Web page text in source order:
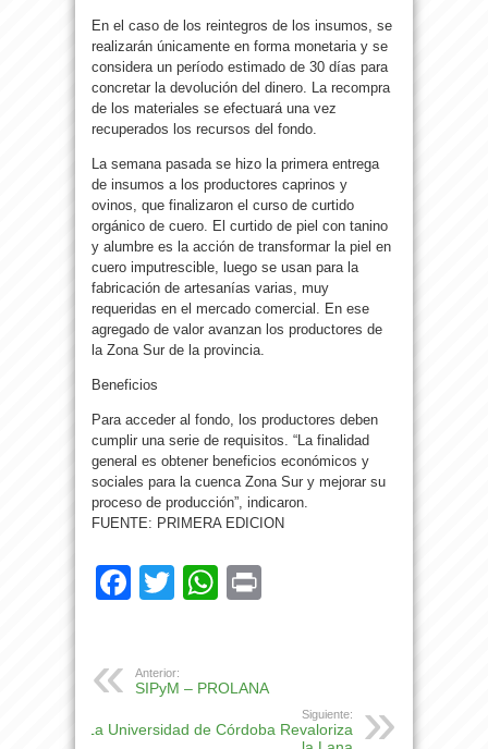
En el caso de los reintegros de los insumos, se
realizarán únicamente en forma monetaria y se
considera un período estimado de 30 días para
concretar la devolución del dinero. La recompra
de los materiales se efectuará una vez
recuperados los recursos del fondo.
La semana pasada se hizo la primera entrega
de insumos a los productores caprinos y
ovinos, que finalizaron el curso de curtido
orgánico de cuero. El curtido de piel con tanino
y alumbre es la acción de transformar la piel en
cuero imputrescible, luego se usan para la
fabricación de artesanías varias, muy
requeridas en el mercado comercial. En ese
agregado de valor avanzan los productores de
la Zona Sur de la provincia.
Beneficios
Para acceder al fondo, los productores deben
cumplir una serie de requisitos. “La finalidad
general es obtener beneficios económicos y
sociales para la cuenca Zona Sur y mejorar su
proceso de producción”, indicaron.
FUENTE: PRIMERA EDICION
Facebook
TwitterWhatsApp
Anterior:
SIPyM – PROLANA
Siguiente:
La Universidad de Córdoba Revaloriza